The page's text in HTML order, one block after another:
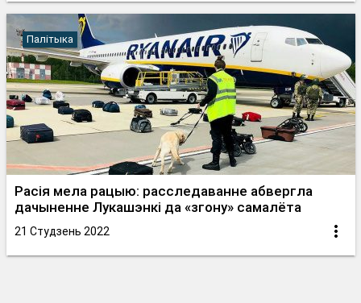
Палітыка
Расія мела рацыю: расследаванне абвергла
дачыненне Лукашэнкі да «згону» самалёта
21 Студзень 2022